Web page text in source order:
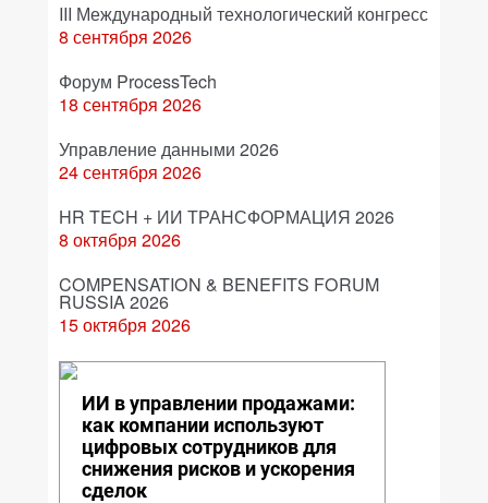
III Международный технологический конгресс
8 сентября 2026
Форум ProcessTech
18 сентября 2026
Управление данными 2026
24 сентября 2026
HR TECH + ИИ ТРАНСФОРМАЦИЯ 2026
8 октября 2026
COMPENSATION & BENEFITS FORUM
RUSSIA 2026
15 октября 2026
ИИ в управлении продажами:
как компании используют
цифровых сотрудников для
снижения рисков и ускорения
сделок